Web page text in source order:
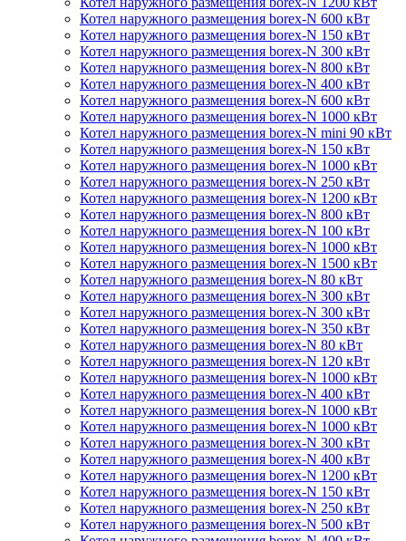
Котел наружного размещения borex-N 600 кВт
Котел наружного размещения borex-N 150 кВт
Котел наружного размещения borex-N 300 кВт
Котел наружного размещения borex-N 800 кВт
Котел наружного размещения borex-N 400 кВт
Котел наружного размещения borex-N 600 кВт
Котел наружного размещения borex-N 1000 кВт
Котел наружного размещения borex-N mini 90 кВт
Котел наружного размещения borex-N 150 кВт
Котел наружного размещения borex-N 1000 кВт
Котел наружного размещения borex-N 250 кВт
Котел наружного размещения borex-N 1200 кВт
Котел наружного размещения borex-N 800 кВт
Котел наружного размещения borex-N 100 кВт
Котел наружного размещения borex-N 1000 кВт
Котел наружного размещения borex-N 1500 кВт
Котел наружного размещения borex-N 80 кВт
Котел наружного размещения borex-N 300 кВт
Котел наружного размещения borex-N 300 кВт
Котел наружного размещения borex-N 350 кВт
Котел наружного размещения borex-N 80 кВт
Котел наружного размещения borex-N 120 кВт
Котел наружного размещения borex-N 1000 кВт
Котел наружного размещения borex-N 400 кВт
Котел наружного размещения borex-N 1000 кВт
Котел наружного размещения borex-N 1000 кВт
Котел наружного размещения borex-N 300 кВт
Котел наружного размещения borex-N 400 кВт
Котел наружного размещения borex-N 1200 кВт
Котел наружного размещения borex-N 150 кВт
Котел наружного размещения borex-N 250 кВт
Котел наружного размещения borex-N 500 кВт